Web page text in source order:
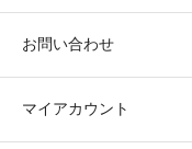
お問い合わせ
マイアカウント